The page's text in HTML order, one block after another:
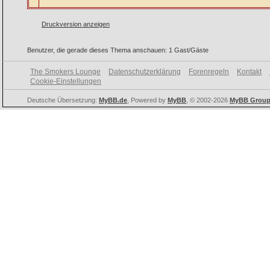
Druckversion anzeigen
Benutzer, die gerade dieses Thema anschauen: 1 Gast/Gäste
The Smokers Lounge Datenschutzerklärung Forenregeln Kontakt
Cookie-Einstellungen
Deutsche Übersetzung: MyBB.de , Powered by MyBB , © 2002-2026 MyBB Group